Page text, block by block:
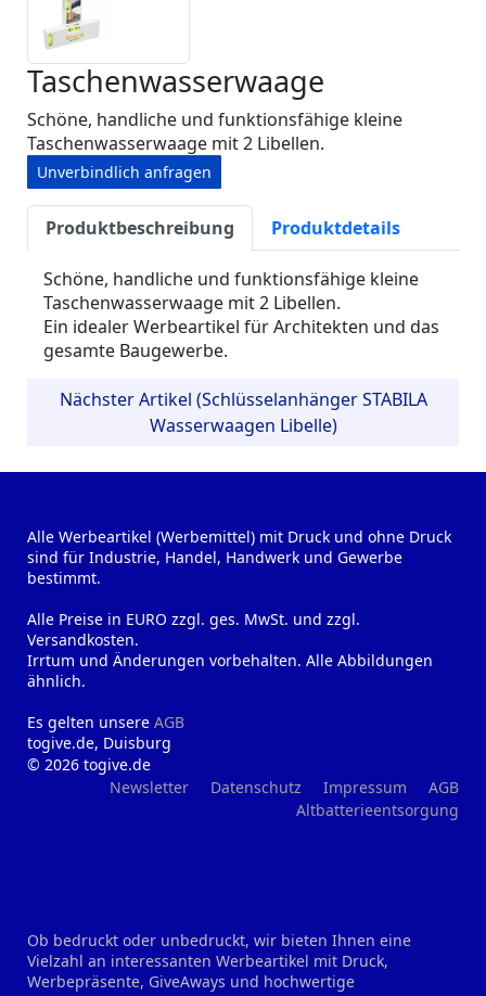
Taschenwasserwaage
Schöne, handliche und funktionsfähige kleine
Taschenwasserwaage mit 2 Libellen.
Unverbindlich anfragen
Produktbeschreibung Produktdetails
Schöne, handliche und funktionsfähige kleine
Taschenwasserwaage mit 2 Libellen.
Ein idealer Werbeartikel für Architekten und das
gesamte Baugewerbe.
Nächster Artikel (Schlüsselanhänger STABILA
Wasserwaagen Libelle)
Alle Werbeartikel (Werbemittel) mit Druck und ohne Druck
sind für Industrie, Handel, Handwerk und Gewerbe
bestimmt.
Alle Preise in EURO zzgl. ges. MwSt. und zzgl.
Versandkosten.
Irrtum und Änderungen vorbehalten. Alle Abbildungen
ähnlich.
Es gelten unsere AGB
togive.de, Duisburg
© 2026 togive.de
Newsletter
Datenschutz Impressum
AGB
Altbatterieentsorgung
Ob bedruckt oder unbedruckt, wir bieten Ihnen eine
Vielzahl an interessanten Werbeartikel mit Druck,
Werbepräsente, GiveAways und hochwertige